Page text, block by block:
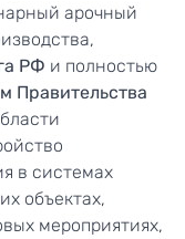
арочный
РФ и полностью
Правительства
в системах
объектах,
мероприятиях,